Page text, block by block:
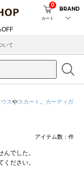
カート
0
BRAND
いて
スやスカート
カーディガ
アイテム数： 件
でした。
ださい。